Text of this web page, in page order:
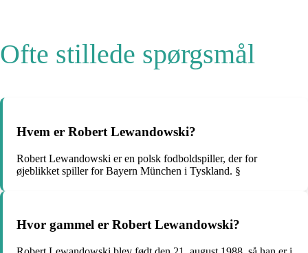
Ofte stillede spørgsmål
Hvem er Robert Lewandowski?
Robert Lewandowski er en polsk fodboldspiller, der for
øjeblikket spiller for Bayern München i Tyskland. §
Hvor gammel er Robert Lewandowski?